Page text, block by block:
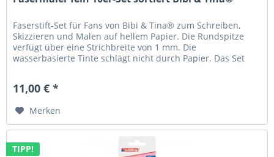
Faserstift-Set für Fans von Bibi & Tina® zum Schreiben,
Skizzieren und Malen auf hellem Papier. Die Rundspitze
verfügt über eine Strichbreite von 1 mm. Die
wasserbasierte Tinte schlägt nicht durch Papier. Das Set
11,00 € *
Merken
TIPP!